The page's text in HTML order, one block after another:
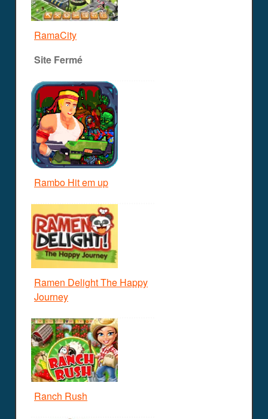
RamaCity
Site Fermé
Rambo Hit em up
Ramen Delight The Happy
Journey
Ranch Rush